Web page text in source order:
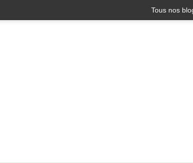
Tous nos